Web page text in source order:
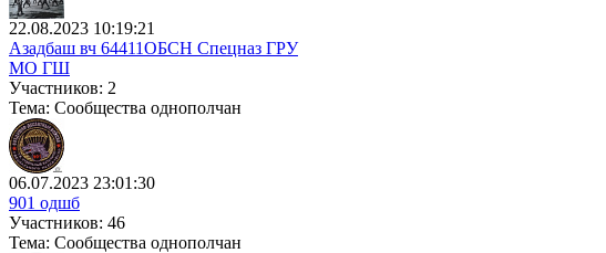
22.08.2023 10:19:21
Азадбаш вч 64411ОБСН Спецназ ГРУ
МО ГШ
Участников: 2
Тема: Сообщества однополчан
06.07.2023 23:01:30
901 одшб
Участников: 46
Тема: Сообщества однополчан